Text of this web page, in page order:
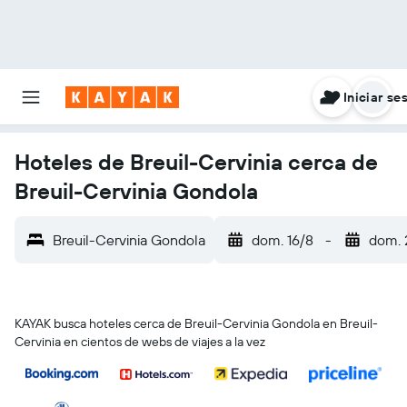
Iniciar
Hoteles de Breuil-Cervinia cerca de
Breuil-Cervinia Gondola
Breuil-Cervinia Gondola dom. 16/8 - dom.
KAYAK busca hoteles cerca de Breuil-Cervinia Gondola en Breuil-
Cervinia en cientos de webs de viajes a la vez